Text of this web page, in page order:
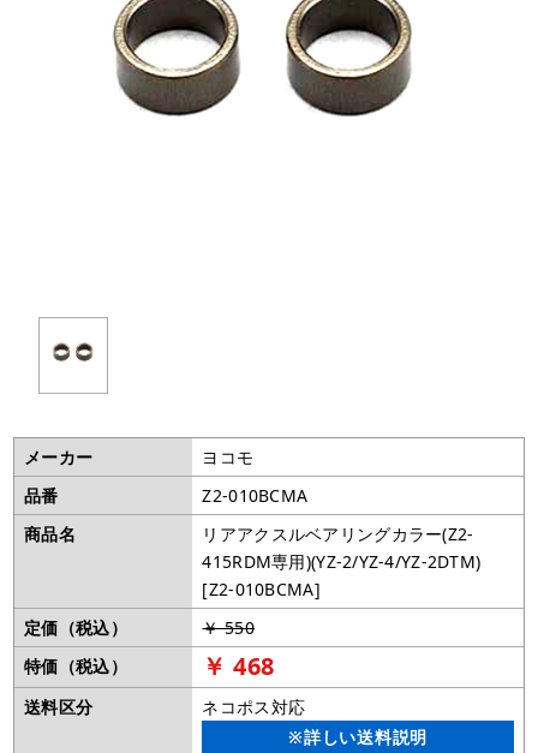
メーカー
ヨコモ
品番
Z2-010BCMA
商品名
リアアクスルベアリングカラー(Z2-
415RDM専用)(YZ-2/YZ-4/YZ-2DTM)
[Z2-010BCMA]
定価（税込）
￥ 550
特価（税込）
￥ 468
送料区分
ネコポス対応
※詳しい送料説明